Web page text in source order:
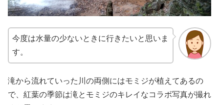
今度は水量の少ないときに行きたいと思いま
す。
滝から流れていった川の両側にはモミジが植えてあるの
で、紅葉の季節は滝とモミジのキレイなコラボ写真が撮れ